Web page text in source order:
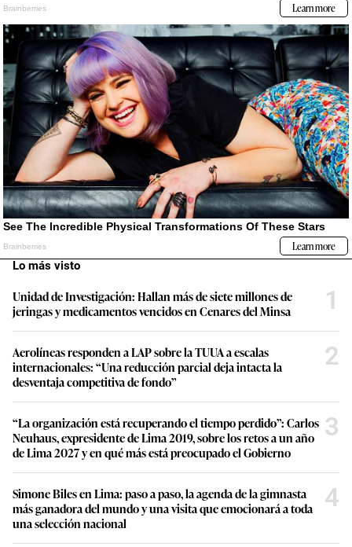
Lo más visto
Unidad de Investigación: Hallan más de siete millones de
jeringas y medicamentos vencidos en Cenares del Minsa
1
Aerolíneas responden a LAP sobre la TUUA a escalas
internacionales: “Una reducción parcial deja intacta la
desventaja competitiva de fondo”
2
“La organización está recuperando el tiempo perdido”: Carlos
Neuhaus, expresidente de Lima 2019, sobre los retos a un año
de Lima 2027 y en qué más está preocupado el Gobierno
3
Simone Biles en Lima: paso a paso, la agenda de la gimnasta
más ganadora del mundo y una visita que emocionará a toda
una selección nacional
4